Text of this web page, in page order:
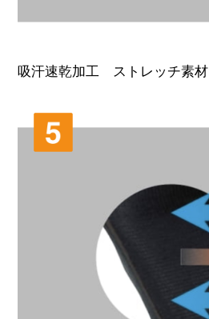
吸汗速乾加工 ストレッチ素材